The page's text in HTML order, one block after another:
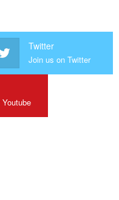
Twitter
Join us on Twitter